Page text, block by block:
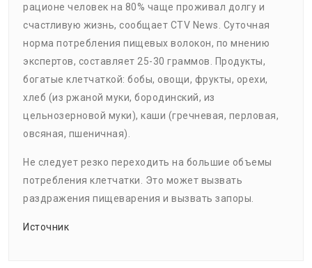
рационе человек на 80% чаще проживал долгу и
счастливую жизнь, сообщает CTV News. Суточная
норма потребления пищевых волокон, по мнению
экспертов, составляет 25-30 граммов. Продукты,
богатые клетчаткой: бобы, овощи, фрукты, орехи,
хлеб (из ржаной муки, бородинский, из
цельнозерновой муки), каши (гречневая, перловая,
овсяная, пшеничная).
Не следует резко переходить на большие объемы
потребления клетчатки. Это может вызвать
раздражения пищеварения и вызвать запоры.
Источник